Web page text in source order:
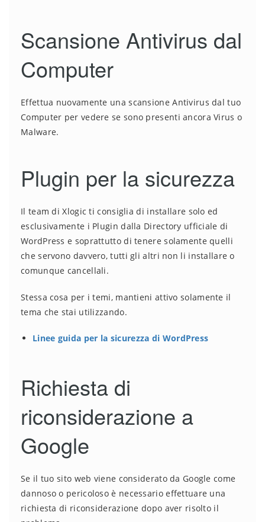
Scansione Antivirus dal
Computer
Effettua nuovamente una scansione Antivirus dal tuo
Computer per vedere se sono presenti ancora Virus o
Malware.
Plugin per la sicurezza
Il team di Xlogic ti consiglia di installare solo ed
esclusivamente i Plugin dalla Directory ufficiale di
WordPress e soprattutto di tenere solamente quelli
che servono davvero, tutti gli altri non li installare o
comunque cancellali.
Stessa cosa per i temi, mantieni attivo solamente il
tema che stai utilizzando.
Linee guida per la sicurezza di WordPress
Richiesta di
riconsiderazione a
Google
Se il tuo sito web viene considerato da Google come
dannoso o pericoloso è necessario effettuare una
richiesta di riconsiderazione dopo aver risolto il